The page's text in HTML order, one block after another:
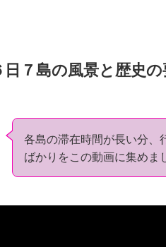
日７島の風景と歴史
各島の滞在時間が長い分、
ばかりをこの動画に集めま